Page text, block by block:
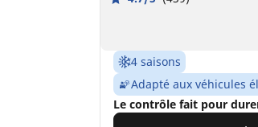
4 saisons
Adapté aux véhicules
Le contrôle fait pour